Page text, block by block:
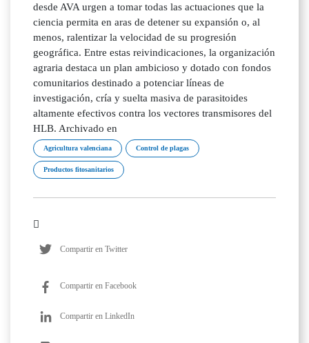
desde AVA urgen a tomar todas las actuaciones que la
ciencia permita en aras de detener su expansión o, al
menos, ralentizar la velocidad de su progresión
geográfica. Entre estas reivindicaciones, la organización
agraria destaca un plan ambicioso y dotado con fondos
comunitarios destinado a potenciar líneas de
investigación, cría y suelta masiva de parasitoides
altamente efectivos contra los vectores transmisores del
HLB. Archivado en
Agricultura valenciana Control de plagas
Productos fitosanitarios
Compartir en Twitter
Compartir en Facebook
Compartir en LinkedIn